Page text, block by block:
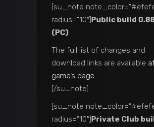
[su_note
radius=”10″] Public build
(PC)
The full list of changes and
download links are available
game’s page.
[/su_note]
[su_note
radius=”10″] Private Club